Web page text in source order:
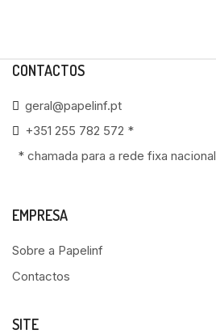
CONTACTOS
geral@papelinf.pt
+351 255 782 572 *
* chamada para a rede fixa nacional
EMPRESA
Sobre a Papelinf
Contactos
SITE